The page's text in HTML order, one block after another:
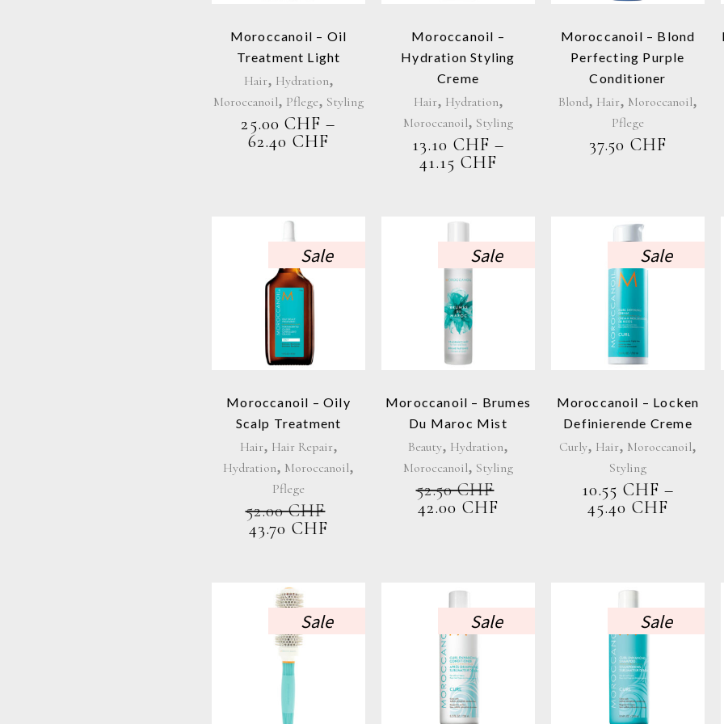
Die
Optionen
können
auf
der
Produktseite
gewählt
Moroccanoil – Oil
Treatment Light
Hair, Hydration,
Moroccanoil, Pflege, Styling
25.00CHF –
62.40 CHFPREISSPANNE:
Die
Optionen
können
auf
der
Produktseite
gewählt
werden
Moroccanoil –
Hydration Styling
Creme
Hair, Hydration,
Moroccanoil, Styling
13.10 CHF –
41.15 CHFPREISSPANNE:
Moroccanoil – Blond
Perfecting Purple
Conditioner
Blond, Hair, Moroccanoil,
Pflege
37.50 CHF
Sale
Moroccanoil – Oily
Scalp Treatment
Hair, Hair Repair,
Hydration, Moroccanoil,
Pflege
52.00CHF
URSPRÜNGLICHER
PREIS
43.70 CHFAKTUELLER
Sale
Moroccanoil – Brumes
Du Maroc Mist
Beauty, Hydration,
Moroccanoil, Styling
52.50CHF
URSPRÜNGLICHER
PREIS
42.00 CHFAKTUELLER
Sale
weist
mehrere
Varianten
Die
Optionen
können
auf
der
Produktseite
gewählt
Moroccanoil – Locken
Definierende Creme
Curly, Hair, Moroccanoil,
Styling
10.55 CHF –
45.40 CHF
Sale Sale
Dieses
Produkt
weist
mehrere
Sale
Produkt
weist
mehrere